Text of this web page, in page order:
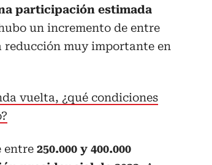
participación estimada
un incremento de entre
reducción muy importante en
vuelta, ¿qué condiciones
entre 250.000 y 400.000